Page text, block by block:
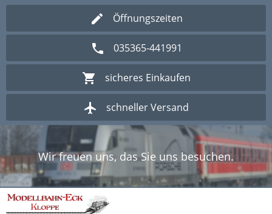
Öffnungszeiten
035365-441991
sicheres Einkaufen
schneller Versand
Wir freuen uns, das Sie uns besuchen.
Herzlich Willkommen im Onlineshop
Modellbahn - Eck Kloppe.
Wir freuen uns, das Sie uns besuchen.
Herzlich Willkommen im Onlineshop
Modellbahn - Eck Kloppe.